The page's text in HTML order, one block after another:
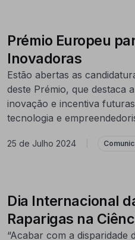
Prémio Europeu
Inovadoras
Estão abertas as
deste Prémio, que destaca
inovação e incentiva
tecnologia e
25 de Julho 2024
Dia Internacional
Raparigas na
“Acabar com a disparidade